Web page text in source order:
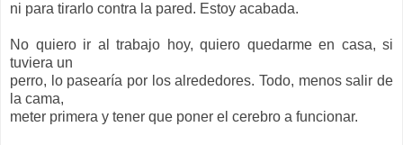
ni para tirarlo contra la pared. Estoy acabada.
No quiero ir al trabajo hoy, quiero quedarme en casa, si
tuviera un
perro, lo pasearía por los alrededores. Todo, menos salir de
la cama,
meter primera y tener que poner el cerebro a funcionar.